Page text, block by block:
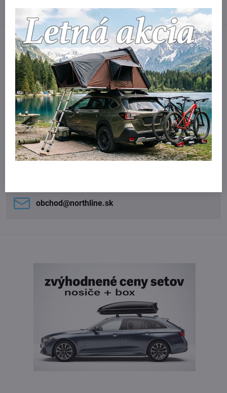
SkyCamp Mini
FacebookTwitterBluesky PinterestRedditLinkedInWhatsApp
E-
mail
Odporúčané produkty
iKamper - extra set oporných tyčí pre predstan
Skladom
79 € Do košíka
Potrebujete poradiť?
obchod​@northline​.sk